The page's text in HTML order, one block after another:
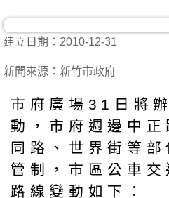
建立日期：2010-12-31
新聞來源：新竹市政府
市府廣場31日將
動，市府週邊中正
同路、世界街等
管制，市區公車交
路線變動如下：